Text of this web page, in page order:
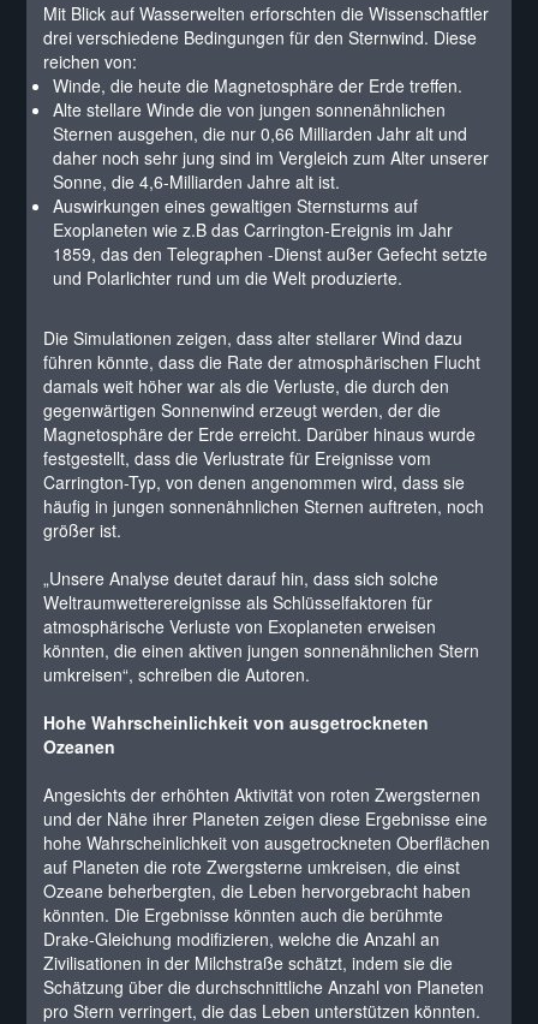
Mit Blick auf Wasserwelten erforschten die Wissenschaftler
drei verschiedene Bedingungen für den Sternwind. Diese
reichen von:
Winde, die heute die Magnetosphäre der Erde treffen.
Alte stellare Winde die von jungen sonnenähnlichen
Sternen ausgehen, die nur 0,66 Milliarden Jahr alt und
daher noch sehr jung sind im Vergleich zum Alter unserer
Sonne, die 4,6-Milliarden Jahre alt ist.
Auswirkungen eines gewaltigen Sternsturms auf
Exoplaneten wie z.B das Carrington-Ereignis im Jahr
1859, das den Telegraphen -Dienst außer Gefecht setzte
und Polarlichter rund um die Welt produzierte.
Die Simulationen zeigen, dass alter stellarer Wind dazu
führen könnte, dass die Rate der atmosphärischen Flucht
damals weit höher war als die Verluste, die durch den
gegenwärtigen Sonnenwind erzeugt werden, der die
Magnetosphäre der Erde erreicht. Darüber hinaus wurde
festgestellt, dass die Verlustrate für Ereignisse vom
Carrington-Typ, von denen angenommen wird, dass sie
häufig in jungen sonnenähnlichen Sternen auftreten, noch
größer ist.
„Unsere Analyse deutet darauf hin, dass sich solche
Weltraumwetterereignisse als Schlüsselfaktoren für
atmosphärische Verluste von Exoplaneten erweisen
könnten, die einen aktiven jungen sonnenähnlichen Stern
umkreisen“, schreiben die Autoren.
Hohe Wahrscheinlichkeit von ausgetrockneten
Ozeanen
Angesichts der erhöhten Aktivität von roten Zwergsternen
und der Nähe ihrer Planeten zeigen diese Ergebnisse eine
hohe Wahrscheinlichkeit von ausgetrockneten Oberflächen
auf Planeten die rote Zwergsterne umkreisen, die einst
Ozeane beherbergten, die Leben hervorgebracht haben
könnten. Die Ergebnisse könnten auch die berühmte
Drake-Gleichung modifizieren, welche die Anzahl an
Zivilisationen in der Milchstraße schätzt, indem sie die
Schätzung über die durchschnittliche Anzahl von Planeten
pro Stern verringert, die das Leben unterstützen könnten.